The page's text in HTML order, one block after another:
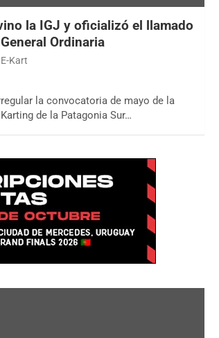
la IGJ y oficializó el llamado
Ordinaria
E-Kart
la convocatoria de mayo de la
de la Patagonia Sur…